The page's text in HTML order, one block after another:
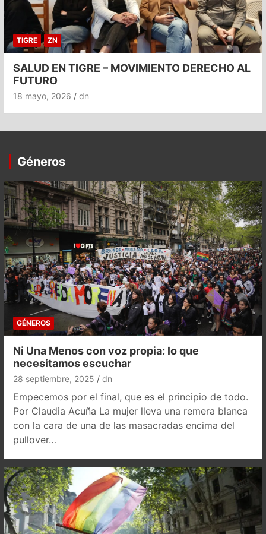
TIGRE ZN
SALUD EN TIGRE – MOVIMIENTO DERECHO AL
FUTURO
18 mayo, 2026 dn
Géneros
GÉNEROS
Ni Una Menos con voz propia: lo que
necesitamos escuchar
28 septiembre, 2025 dn
Empecemos por el final, que es el principio de todo.
Por Claudia Acuña La mujer lleva una remera blanca
con la cara de una de las masacradas encima del
pullover…